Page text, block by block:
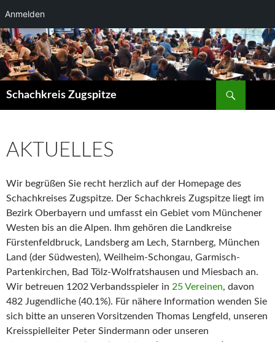
Anmelden
Zum
Inhalt
springen
Schachkreis Zugspitze
AKTUELLES
Wir begrüßen Sie recht herzlich auf der Homepage des
Schachkreises Zugspitze. Der Schachkreis Zugspitze liegt im
Bezirk Oberbayern und umfasst ein Gebiet vom Münchener
Westen bis an die Alpen. Ihm gehören die Landkreise
Fürstenfeldbruck, Landsberg am Lech, Starnberg, München
Land (der Südwesten), Weilheim-Schongau, Garmisch-
Partenkirchen, Bad Tölz-Wolfratshausen und Miesbach an.
Wir betreuen 1202 Verbandsspieler in 25 Vereinen, davon
482 Jugendliche (40.1%). Für nähere Information wenden Sie
sich bitte an unseren Vorsitzenden Thomas Lengfeld, unseren
Kreisspielleiter Peter Sindermann oder unseren